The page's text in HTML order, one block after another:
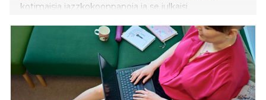
kotimaisia jazzkokoonpanoja ja se julkaisi
”Muistan sua, Elaine” alkuvuonna 1932 – äänitys oli
tehty edellisenä syksynä.